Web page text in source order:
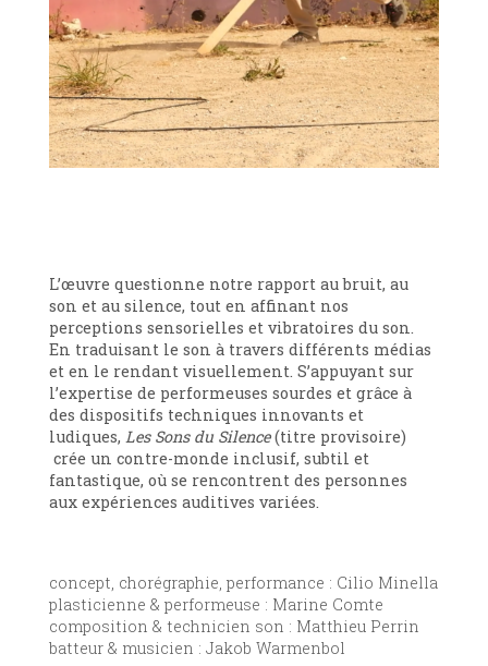
L’œuvre questionne notre rapport au bruit, au
son et au silence, tout en affinant nos
perceptions sensorielles et vibratoires du son.
En traduisant le son à travers différents médias
et en le rendant visuellement. S’appuyant sur
l’expertise de performeuses sourdes et grâce à
des dispositifs techniques innovants et
ludiques, Les Sons du Silence(titre provisoire)
crée un contre-monde inclusif, subtil et
fantastique, où se rencontrent des personnes
aux expériences auditives variées.
concept, chorégraphie, performance : Cilio Minella
plasticienne & performeuse : Marine Comte
composition & technicien son : Matthieu Perrin
batteur & musicien : Jakob Warmenbol